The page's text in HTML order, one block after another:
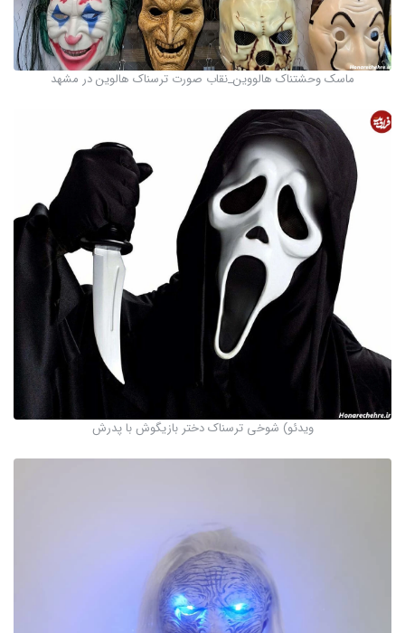
ماسک وحشتناک هالووین_نقاب صورت ترسناک هالوین در مشهد
ویدئو) شوخی ترسناک دختر بازیگوش با پدرش